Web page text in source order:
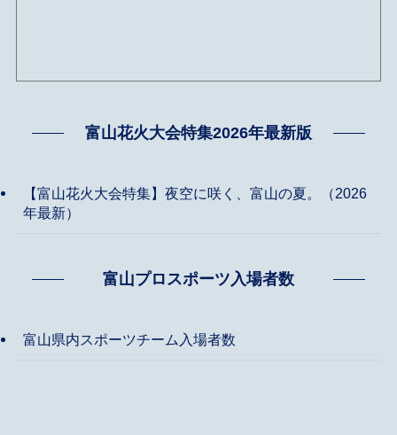
富山花火大会特集2026年最新版
【富山花火大会特集】夜空に咲く、富山の夏。（2026
年最新）
富山プロスポーツ入場者数
富山県内スポーツチーム入場者数